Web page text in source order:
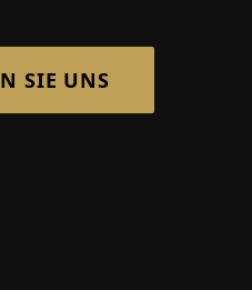
SIE UNS